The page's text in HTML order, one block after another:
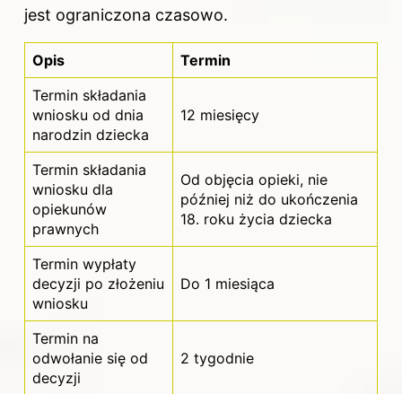
jest ograniczona czasowo.
Opis
Termin
Termin składania
wniosku od dnia
narodzin dziecka
12 miesięcy
Termin składania
wniosku dla
opiekunów
prawnych
Od objęcia opieki, nie
później niż do ukończenia
18. roku życia dziecka
Termin wypłaty
decyzji po złożeniu
wniosku
Do 1 miesiąca
Termin na
odwołanie się od
decyzji
2 tygodnie